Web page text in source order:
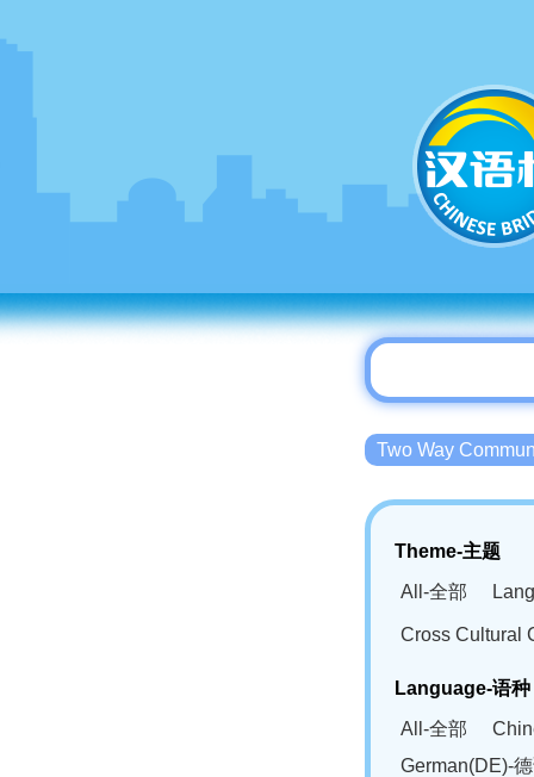
Two Way
Theme-主题
All-全部
Cross Cultural
Language-语种
All-全部
German(DE)-